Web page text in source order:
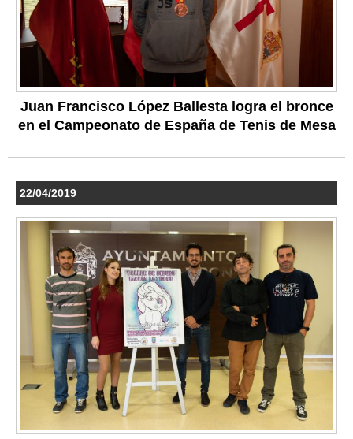
Juan Francisco López Ballesta logra el bronce
en el Campeonato de España de Tenis de Mesa
22/04/2019